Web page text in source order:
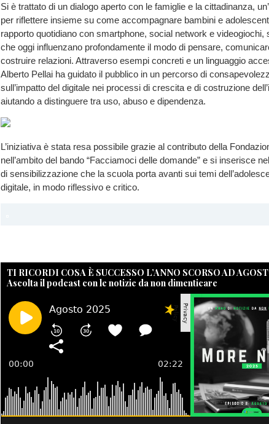
Si è trattato di un dialogo aperto con le famiglie e la cittadinanza,
per riflettere insieme su come accompagnare bambini e
rapporto quotidiano con smartphone, social network e videogiochi,
che oggi influenzano profondamente il modo di pensare,
costruire relazioni. Attraverso esempi concreti e un linguaggio
Alberto Pellai ha guidato il pubblico in un percorso di
sull’impatto del digitale nei processi di crescita e di costruzione
aiutando a distinguere tra uso, abuso e dipendenza.
L’iniziativa è stata resa possibile grazie al contributo della
nell’ambito del bando “Facciamoci delle domande” e si inserisce
di sensibilizzazione che la scuola porta avanti sui temi
digitale, in modo riflessivo e critico.
TI RICORDI COSA È SUCCESSO L’ANNO SCORSO AD
Ascolta il podcast con le notizie da non dimenticare